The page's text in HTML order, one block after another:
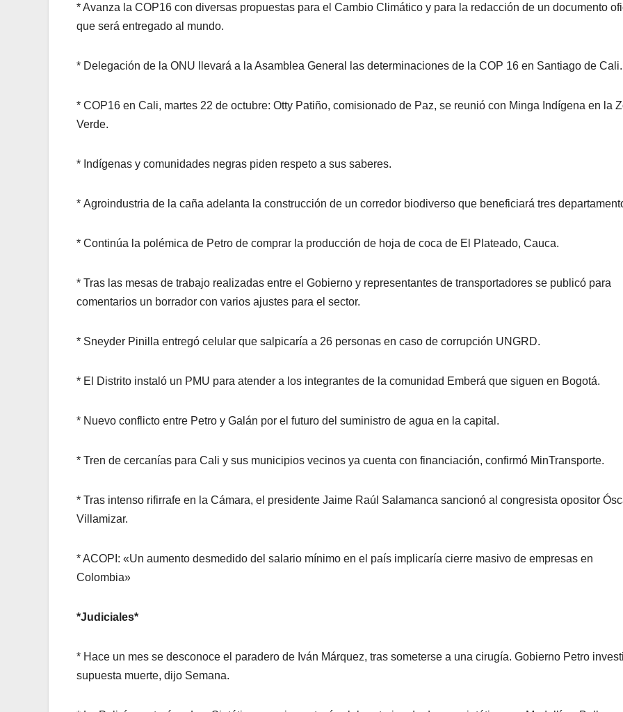
* Avanza la COP16 con diversas propuestas para el Cambio Climático y para la redacción de un documento
que será entregado al mundo.
* Delegación de la ONU llevará a la Asamblea General las determinaciones de la COP 16 en Santiago de Cali.
* COP16 en Cali, martes 22 de octubre: Otty Patiño, comisionado de Paz, se reunió con Minga Indígena en la
Verde.
* Indígenas y comunidades negras piden respeto a sus saberes.
* Agroindustria de la caña adelanta la construcción de un corredor biodiverso que beneficiará tres
* Continúa la polémica de Petro de comprar la producción de hoja de coca de El Plateado, Cauca.
* Tras las mesas de trabajo realizadas entre el Gobierno y representantes de transportadores se publicó para
comentarios un borrador con varios ajustes para el sector.
* Sneyder Pinilla entregó celular que salpicaría a 26 personas en caso de corrupción UNGRD.
* El Distrito instaló un PMU para atender a los integrantes de la comunidad Emberá que siguen en Bogotá.
* Nuevo conflicto entre Petro y Galán por el futuro del suministro de agua en la capital.
* Tren de cercanías para Cali y sus municipios vecinos ya cuenta con financiación, confirmó MinTransporte.
* Tras intenso rifirrafe en la Cámara, el presidente Jaime Raúl Salamanca sancionó al congresista opositor
Villamizar.
* ACOPI: «Un aumento desmedido del salario mínimo en el país implicaría cierre masivo de empresas en
Colombia»
*Judiciales*
* Hace un mes se desconoce el paradero de Iván Márquez, tras someterse a una cirugía. Gobierno Petro
supuesta muerte, dijo Semana.